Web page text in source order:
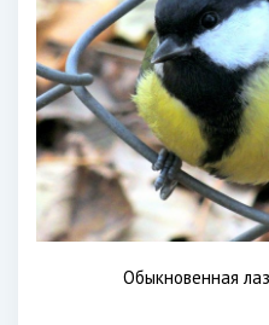
Обыкновенная